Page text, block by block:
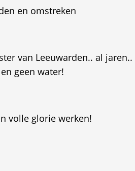
en omstreken
van Leeuwarden.. al jaren..
geen water!
volle glorie werken!